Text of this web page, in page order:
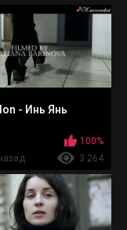
- Инь Янь
100%
3 264